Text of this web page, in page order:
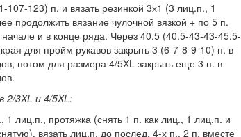
107-123) п. и вязать резинкой 3х1 (3 лиц.п., 1
продолжить вязание чулочной вязкой + по 5 п.
и в конце ряда. Через 40.5 (40.5-43-43-45.5-
для пройм рукавов закрыть 3 (6-7-8-9-10) п. в
потом для размера 4/5XL закрыть еще 3 п. в
2/3XL и 4/5XL:
лиц.п., протяжка (снять 1 п. как лиц., 1 лиц.п. и
вязать лиц.п. до послед. 4-х п., 2 п. вместе